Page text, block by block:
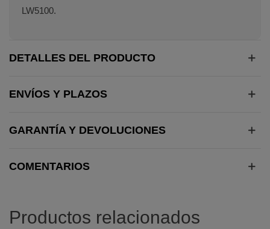
LW5100.
DETALLES DEL PRODUCTO
ENVÍOS Y PLAZOS
GARANTÍA Y DEVOLUCIONES
COMENTARIOS
Productos relacionados